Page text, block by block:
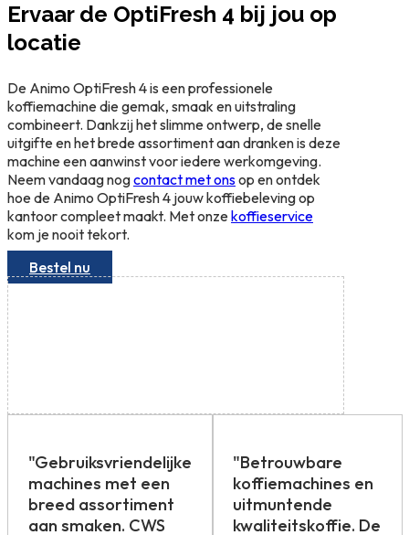
Ervaar de OptiFresh 4 bij jou op
locatie
De Animo OptiFresh 4 is een professionele
koffiemachine die gemak, smaak en uitstraling
combineert. Dankzij het slimme ontwerp, de snelle
uitgifte en het brede assortiment aan dranken is deze
machine een aanwinst voor iedere werkomgeving.
Neem vandaag nogcontact met onsop en ontdek
hoe de Animo OptiFresh 4 jouw koffiebeleving op
kantoor compleet maakt. Met onzekoffieservice
kom je nooit tekort.
Bestel nu
"Gebruiksvriendelijke
machines met een
breed assortiment
aan smaken. CWS
"Betrouwbare
koffiemachines en
uitmuntende
kwaliteitskoffie. De